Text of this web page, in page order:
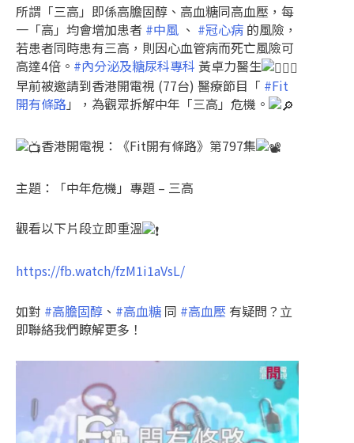
所謂「三高」即係高膽固醇、高血糖同高血壓，每
一「高」均會增加患者 #中風 、 #冠心病 的風險，
若患者同時患有三高，則因心血管病而死亡風險可
高達4倍。 #內分泌及糖尿科專科 黃卓力醫生
早前被邀請到香港開電視 (77台) 醫療節目「 #Fit
開有條路」，為觀眾拆解中年「三高」危機。
香港開電視：《Fit開有條路》第797集
主題：「中年危機」專題 – 三高
觀看以下片段立即重溫
https://fb.watch/fzM1i1aVsL/
如對 #高膽固醇 、 #高血糖 同 #高血壓 有疑問？立
即聯絡我們瞭解更多！